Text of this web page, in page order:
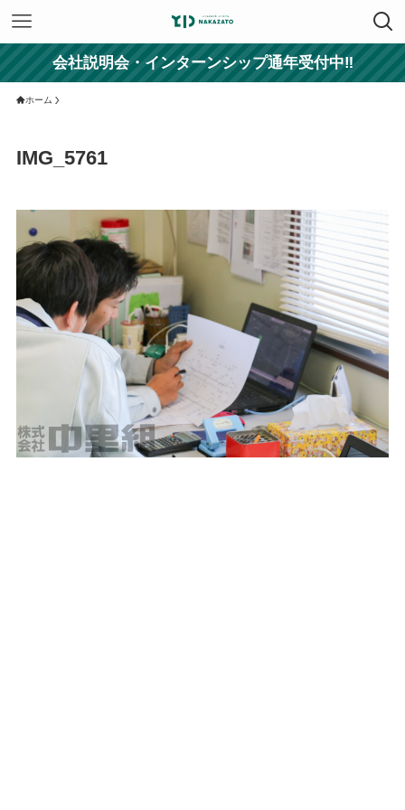
会社説明会・インターンシップ通年受付中‼
ホーム
IMG_5761